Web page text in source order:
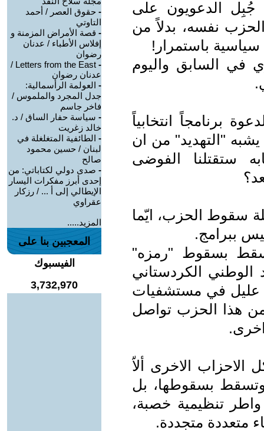
الدعويون على
نفسه، بدلاً من
باستمرار!
في السابق واليوم
برنامجاً انتخابياً
"التهديد" من ان
ستقتلنا الفوضى
سقوط الحزب، ايّما
ببرامج.
سقط بسقوط "رمزه"
الوطني الكردستاني
عليل في مستشفيات
من هذا الحزب تواصل
الاحزاب الاخرى ألاّ
وتسقط بسقوطها، بل
تنظيمية خصبة،
متعددة متجددة.
- حقوق العصر / أحمد
التاوتي
- قصة الأمراض المزمنة و
إفلاس الأطباء / عدنان
رضوان
-
Letters from the East /
عدنان رضوان
- العولمة الرأسمالية:
جدل المجرد والملموس /
فاخر جاسم
- سياسة حفار الساق / د.
خالد زغريت
- الطائفية المتغلغلة في
لبنان / حسين محمود
صالح
- صدى دولي لكتاباتي: من
إحدى أبرز مفكرات اليسار
الإيطالي إلى أ ... / رزكار
عقراوي
المزيد.....
المعجبين بنا على
الفيسبوك
3,732,970